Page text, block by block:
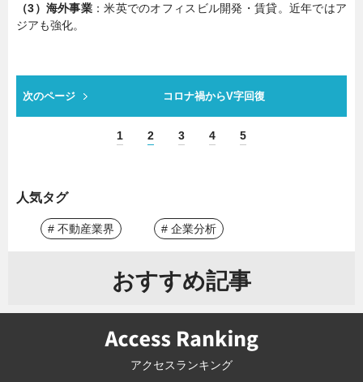
（3）海外事業 ：米英でのオフィスビル開発・賃貸。近年ではア
ジアも強化。
次のページ コロナ禍からV字回復
1 2 3 4 5
人気タグ
# 不動産業界 # 企業分析
おすすめ記事
アクセスランキング